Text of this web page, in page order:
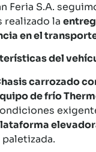
Feria S.A.
realizado la
en el
del
carrozado
de frío
paletizada.